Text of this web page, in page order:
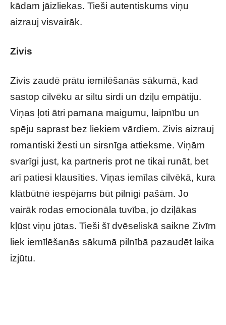
kādam jāizliekas. Tieši autentiskums viņu
aizrauj visvairāk.
Zivis
Zivis zaudē prātu iemīlēšanās sākumā, kad
sastop cilvēku ar siltu sirdi un dziļu empātiju.
Viņas ļoti ātri pamana maigumu, laipnību un
spēju saprast bez liekiem vārdiem. Zivis aizrauj
romantiski žesti un sirsnīga attieksme. Viņām
svarīgi just, ka partneris prot ne tikai runāt, bet
arī patiesi klausīties. Viņas iemīlas cilvēkā, kura
klātbūtnē iespējams būt pilnīgi pašām. Jo
vairāk rodas emocionāla tuvība, jo dziļākas
kļūst viņu jūtas. Tieši šī dvēseliskā saikne Zivīm
liek iemīlēšanās sākumā pilnībā pazaudēt laika
izjūtu.